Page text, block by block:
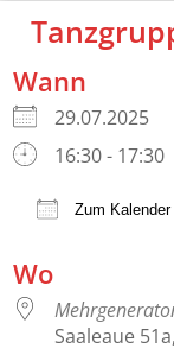
Wann
29.07.2025
16:30 - 17:30
Zum
Wo
Saaleaue